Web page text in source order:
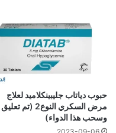
حبوب دياتاب جليبينكلاميد لعلاج
مرض السكري النوع2 (تم تعليق
وسحب هذا الدواء)